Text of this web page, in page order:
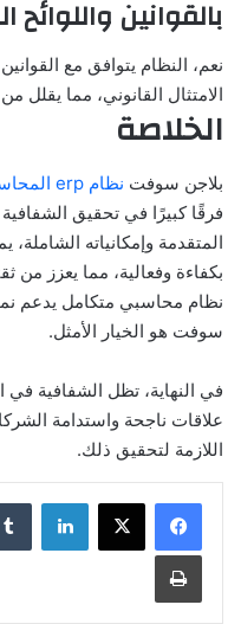
بالقوانين واللوائح
نعم، النظام يتوافق مع
الامتثال القانوني، مما يقلل
الخلاصة
بلاجن سوفت نظام erp المحاسبي
فرقًا كبيرًا في تحقيق
المتقدمة وإمكانياته
بكفاءة وفعالية، مما يعزز
نظام محاسبي متكامل يدعم
سوفت هو الخيار الأمثل.
في النهاية، تظل الشفافية في
علاقات ناجحة واستدامة
اللازمة لتحقيق ذلك.
طباعة